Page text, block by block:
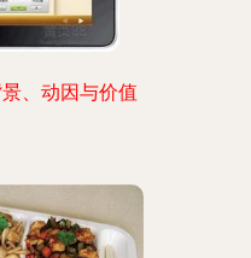
、动因与价值